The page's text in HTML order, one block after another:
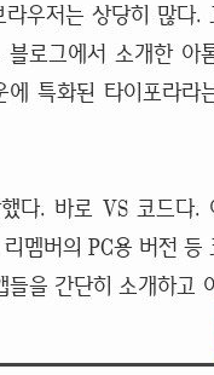
우저는 상당히 많다.
로그에서 소개한 아
특화된 타이포라라
다. 바로 VS 코드다.
멤버의 PC용 버전 등
을 간단히 소개하고